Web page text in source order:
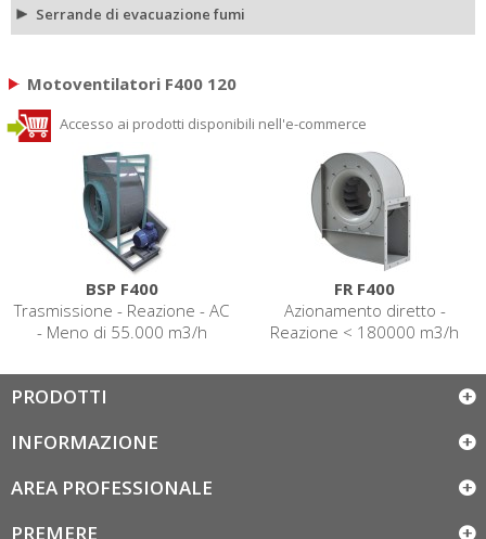
Serrande di evacuazione fumi
Motoventilatori F400 120
Accesso ai prodotti disponibili nell'e-commerce
BSP F400
Trasmissione - Reazione - AC
- Meno di 55.000 m3/h
FR F400
Azionamento diretto -
Reazione < 180000 m3/h
PRODOTTI
INFORMAZIONE
AREA PROFESSIONALE
PREMERE